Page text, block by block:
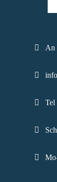
An
Tel